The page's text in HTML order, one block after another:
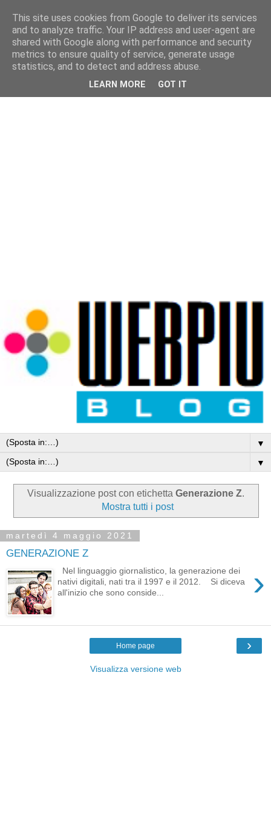
▼
▼
Visualizzazione post con etichetta Generazione Z.
Mostra tutti i post
martedì 4 maggio 2021
GENERAZIONE Z
›
Nel linguaggio giornalistico, la generazione dei
nativi digitali, nati tra il 1997 e il 2012. Si diceva
all'inizio che sono conside...
›
Home page
Visualizza versione web
This site uses cookies from Google to deliver its services
and to analyze traffic. Your IP address and user-agent are
shared with Google along with performance and security
metrics to ensure quality of service, generate usage
statistics, and to detect and address abuse.
LEARN MORE GOT IT